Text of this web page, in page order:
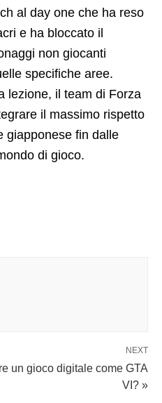
al day one che ha reso
e ha bloccato il
non giocanti
specifiche aree.
lezione, il team di Forza
il massimo rispetto
giapponese fin dalle
di gioco.
NEXT
un gioco digitale come GTA
VI? »